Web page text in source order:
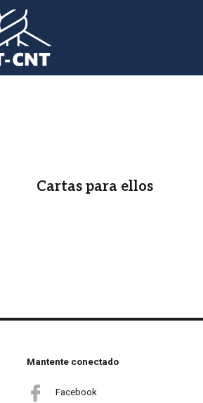
Cartas para ellos
Mantente conectado
Facebook